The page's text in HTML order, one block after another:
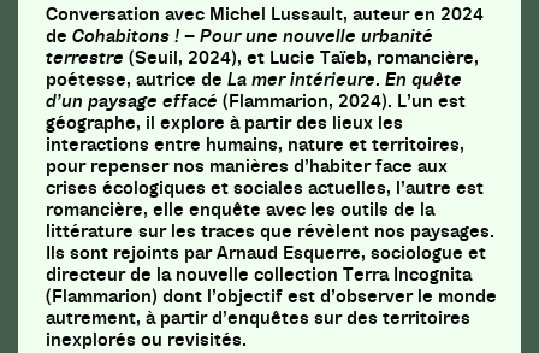
Conversation avec Michel Lussault, auteur en 2024
de Cohabitons ! – Pour une nouvelle urbanité
terrestre (Seuil, 2024), et Lucie Taïeb, romancière,
poétesse, autrice de La mer intérieure. En quête
d’un paysage effacé (Flammarion, 2024). L’un est
géographe, il explore à partir des lieux les
interactions entre humains, nature et territoires,
pour repenser nos manières d’habiter face aux
crises écologiques et sociales actuelles, l’autre est
romancière, elle enquête avec les outils de la
littérature sur les traces que révèlent nos paysages.
Ils sont rejoints par Arnaud Esquerre, sociologue et
directeur de la nouvelle collection Terra Incognita
(Flammarion) dont l’objectif est d’observer le monde
autrement, à partir d’enquêtes sur des territoires
inexplorés ou revisités.